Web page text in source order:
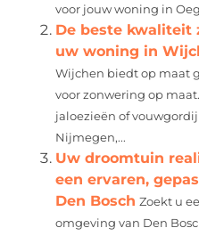
voor jouw woning in
De beste kwaliteit
uw woning in
Wijchen biedt op maat
voor zonwering op
jaloezieën of
Nijmegen,...
Uw droomtuin
een ervaren,
Den Bosch Zoekt u
omgeving van Den